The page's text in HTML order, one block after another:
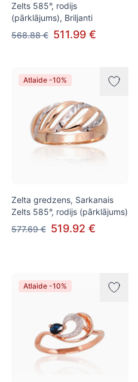
Zelts 585°, rodijs
(pārklājums), Briljanti
568.88 € 511.99 €
Atlaide -10%
Zelta gredzens, Sarkanais
Zelts 585°, rodijs (pārklājums)
577.69 € 519.92 €
Atlaide -10%